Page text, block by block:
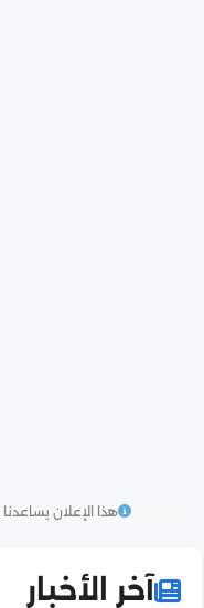
هذا الإعلان
آخر الأخبار